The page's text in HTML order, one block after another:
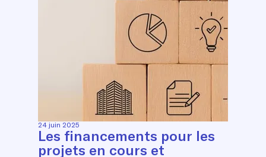
24 juin 2025
Les financements pour les
projets en cours et